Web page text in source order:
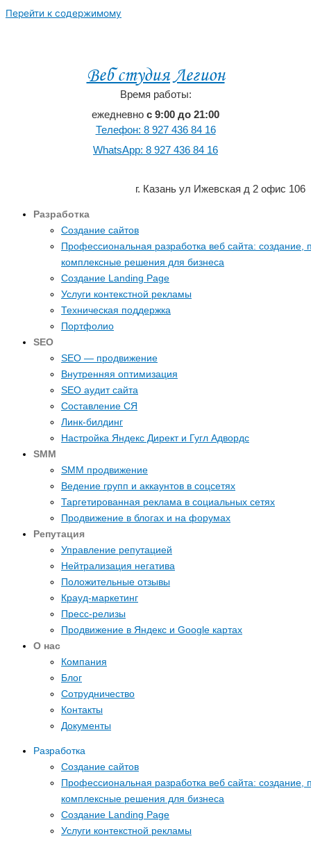
Перейти к содержимому
Веб студия Легион
Время работы:
ежедневно с 9:00 до 21:00
Телефон: 8 927 436 84 16
WhatsApp: 8 927 436 84 16
г. Казань ул Ижевская д 2 офис 106
Разработка
Создание сайтов
Профессиональная разработка веб сайта: создание,
комплексные решения для бизнеса
Создание Landing Page
Услуги контекстной рекламы
Техническая поддержка
Портфолио
SEO
SEO — продвижение
Внутренняя оптимизация
SEO аудит сайта
Составление СЯ
Линк-билдинг
Настройка Яндекс Директ и Гугл Адвордс
SMM
SMM продвижение
Ведение групп и аккаунтов в соцсетях
Таргетированная реклама в социальных сетях
Продвижение в блогах и на форумах
Репутация
Управление репутацией
Нейтрализация негатива
Положительные отзывы
Крауд-маркетинг
Пресс-релизы
Продвижение в Яндекс и Google картах
О нас
Компания
Блог
Сотрудничество
Контакты
Документы
Разработка
Создание сайтов
Профессиональная разработка веб сайта: создание,
комплексные решения для бизнеса
Создание Landing Page
Услуги контекстной рекламы